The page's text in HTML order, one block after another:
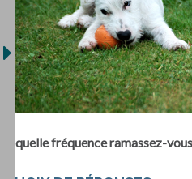
À quelle fréquence ramassez-